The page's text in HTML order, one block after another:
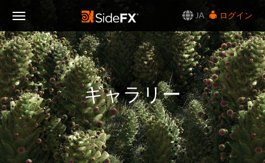
JA
ログイン
Navigation
ギャラリー